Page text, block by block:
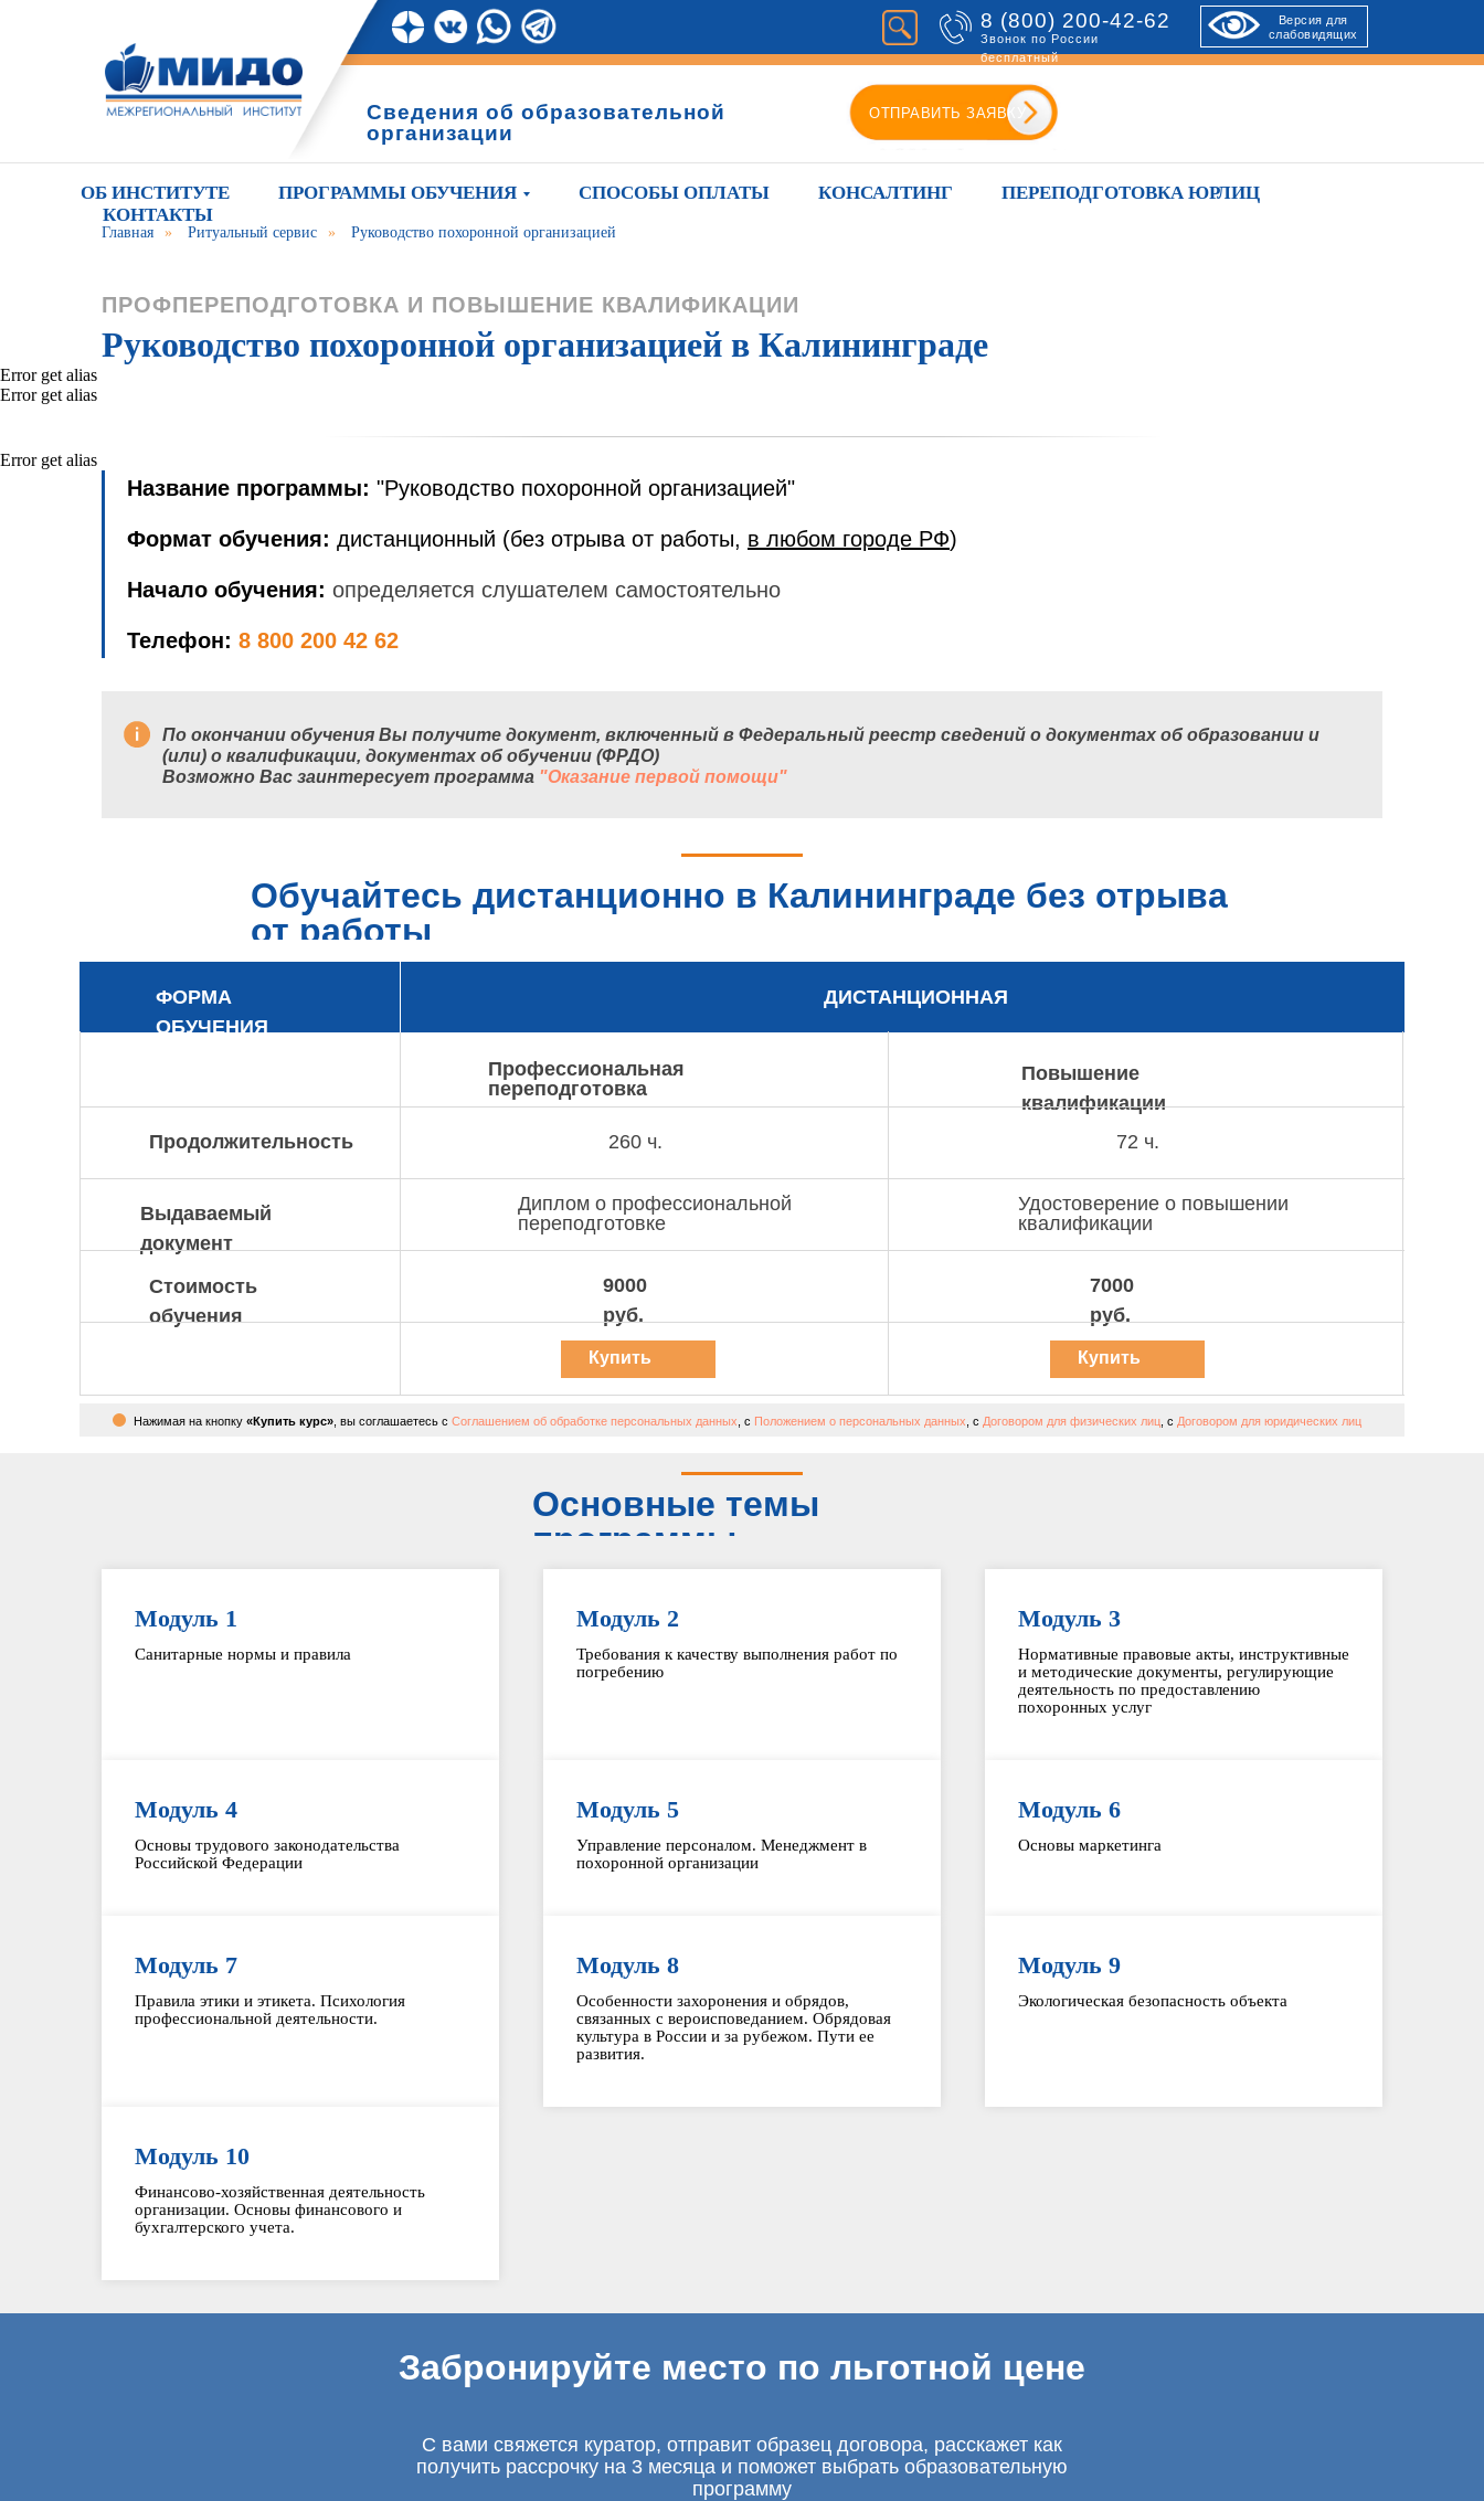
8 (800) 200-42-62
Звонок по России
бесплатный
ОТПРАВИТЬ ЗАЯВКУ
Версия для
слабовидящих
Сведения об образовательной
организации
ОБ ИНСТИТУТЕ ПРОГРАММЫ ОБУЧЕНИЯ СПОСОБЫ ОПЛАТЫ КОНСАЛТИНГ
ПЕРЕПОДГОТОВКА ЮРЛИЦ
КОНТАКТЫ
Главная » Ритуальный сервис » Руководство похоронной организацией
ПРОФПЕРЕПОДГОТОВКА И ПОВЫШЕНИЕ КВАЛИФИКАЦИИ
Руководство похоронной организацией в Калининграде
Error get alias
Error get alias
Error get alias
Название программы: "Руководство похоронной организацией"
Формат обучения: дистанционный (без отрыва от работы, в любом городе РФ)
Начало обучения: определяется слушателем самостоятельно
Телефон: 8 800 200 42 62
По окончании обучения Вы получите документ, включенный в Федеральный реестр сведений о документах об образовании и
(или) о квалификации, документах об обучении (ФРДО)
Возможно Вас заинтересует программа "Оказание первой помощи"
Обучайтесь дистанционно в Калининграде без отрыва
от работы
ФОРМА
ОБУЧЕНИЯ
ДИСТАНЦИОННАЯ
Профессиональная
переподготовка
Повышение
квалификации
Продолжительность
Выдаваемый
документ
Стоимость
обучения
Диплом о профессиональной
переподготовке
260 ч.
9000
руб.
Удостоверение о повышении
квалификации
72 ч.
7000
руб.
Купить
курс
Купить
курс
Нажимая на кнопку «Купить курс» , вы соглашаетесь с Соглашением об обработке персональных данных , с Положением о персональных данных , с Договором для физических лиц , с Договором для юридических лиц
Основные темы
программы
Модуль 1
Санитарные нормы и правила
Модуль 2
Требования к качеству выполнения работ по
погребению
Модуль 3
Нормативные правовые акты, инструктивные
и методические документы, регулирующие
деятельность по предоставлению
похоронных услуг
Модуль 4
Основы трудового законодательства
Российской Федерации
Модуль 5
Управление персоналом. Менеджмент в
похоронной организации
Модуль 6
Основы маркетинга
Модуль 7
Правила этики и этикета. Психология
профессиональной деятельности.
Модуль 8
Особенности захоронения и обрядов,
связанных с вероисповеданием. Обрядовая
культура в России и за рубежом. Пути ее
развития.
Модуль 9
Экологическая безопасность объекта
Модуль 10
Финансово-хозяйственная деятельность
организации. Основы финансового и
бухгалтерского учета.
Забронируйте место по льготной цене
С вами свяжется куратор, отправит образец договора, расскажет как
получить рассрочку на 3 месяца и поможет выбрать образовательную
программу